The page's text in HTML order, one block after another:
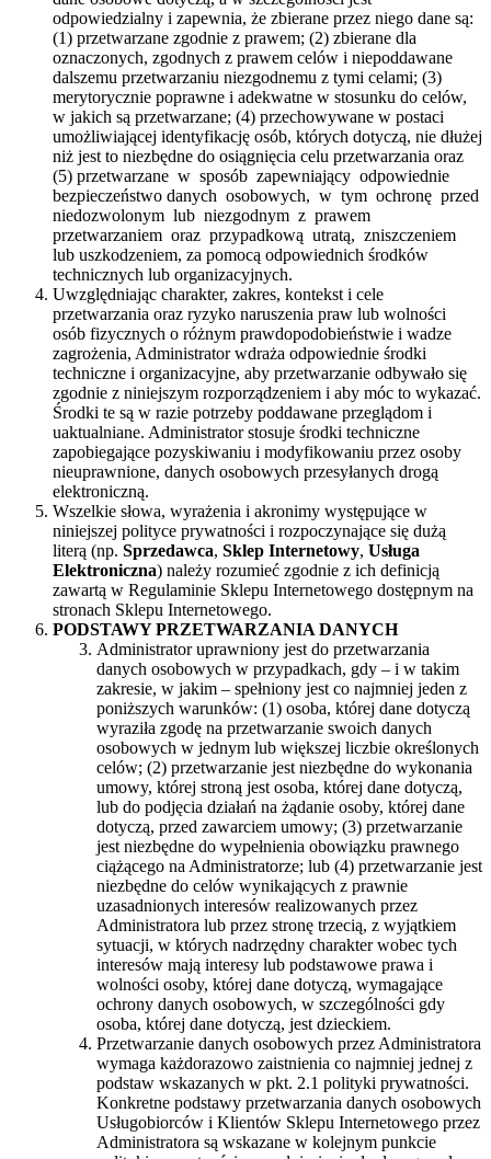
odpowiedzialny i zapewnia, że zbierane przez niego dane są:
(1) przetwarzane zgodnie z prawem; (2) zbierane dla
oznaczonych, zgodnych z prawem celów i niepoddawane
dalszemu przetwarzaniu niezgodnemu z tymi celami; (3)
merytorycznie poprawne i adekwatne w stosunku do celów,
w jakich są przetwarzane; (4) przechowywane w postaci
umożliwiającej identyfikację osób, których dotyczą, nie dłużej
niż jest to niezbędne do osiągnięcia celu przetwarzania oraz
(5) przetwarzane w sposób zapewniający odpowiednie
bezpieczeństwo danych osobowych, w tym ochronę przed
niedozwolonym lub niezgodnym z prawem
przetwarzaniem oraz przypadkową utratą, zniszczeniem
lub uszkodzeniem, za pomocą odpowiednich środków
technicznych lub organizacyjnych.
Uwzględniając charakter, zakres, kontekst i cele
przetwarzania oraz ryzyko naruszenia praw lub wolności
osób fizycznych o różnym prawdopodobieństwie i wadze
zagrożenia, Administrator wdraża odpowiednie środki
techniczne i organizacyjne, aby przetwarzanie odbywało się
zgodnie z niniejszym rozporządzeniem i aby móc to wykazać.
Środki te są w razie potrzeby poddawane przeglądom i
uaktualniane. Administrator stosuje środki techniczne
zapobiegające pozyskiwaniu i modyfikowaniu przez osoby
nieuprawnione, danych osobowych przesyłanych drogą
elektroniczną.
Wszelkie słowa, wyrażenia i akronimy występujące w
niniejszej polityce prywatności i rozpoczynające się dużą
literą (np. Sprzedawca, Sklep Internetowy, Usługa
Elektroniczna) należy rozumieć zgodnie z ich definicją
zawartą w Regulaminie Sklepu Internetowego dostępnym na
stronach Sklepu Internetowego.
PODSTAWY PRZETWARZANIA DANYCH
Administrator uprawniony jest do przetwarzania
danych osobowych w przypadkach, gdy – i w takim
zakresie, w jakim – spełniony jest co najmniej jeden z
poniższych warunków: (1) osoba, której dane dotyczą
wyraziła zgodę na przetwarzanie swoich danych
osobowych w jednym lub większej liczbie określonych
celów; (2) przetwarzanie jest niezbędne do wykonania
umowy, której stroną jest osoba, której dane dotyczą,
lub do podjęcia działań na żądanie osoby, której dane
dotyczą, przed zawarciem umowy; (3) przetwarzanie
jest niezbędne do wypełnienia obowiązku prawnego
ciążącego na Administratorze; lub (4) przetwarzanie jest
niezbędne do celów wynikających z prawnie
uzasadnionych interesów realizowanych przez
Administratora lub przez stronę trzecią, z wyjątkiem
sytuacji, w których nadrzędny charakter wobec tych
interesów mają interesy lub podstawowe prawa i
wolności osoby, której dane dotyczą, wymagające
ochrony danych osobowych, w szczególności gdy
osoba, której dane dotyczą, jest dzieckiem.
Przetwarzanie danych osobowych przez Administratora
wymaga każdorazowo zaistnienia co najmniej jednej z
podstaw wskazanych w pkt. 2.1 polityki prywatności.
Konkretne podstawy przetwarzania danych osobowych
Usługobiorców i Klientów Sklepu Internetowego przez
Administratora są wskazane w kolejnym punkcie